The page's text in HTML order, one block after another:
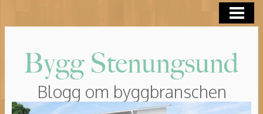
Blogg om byggbranschen